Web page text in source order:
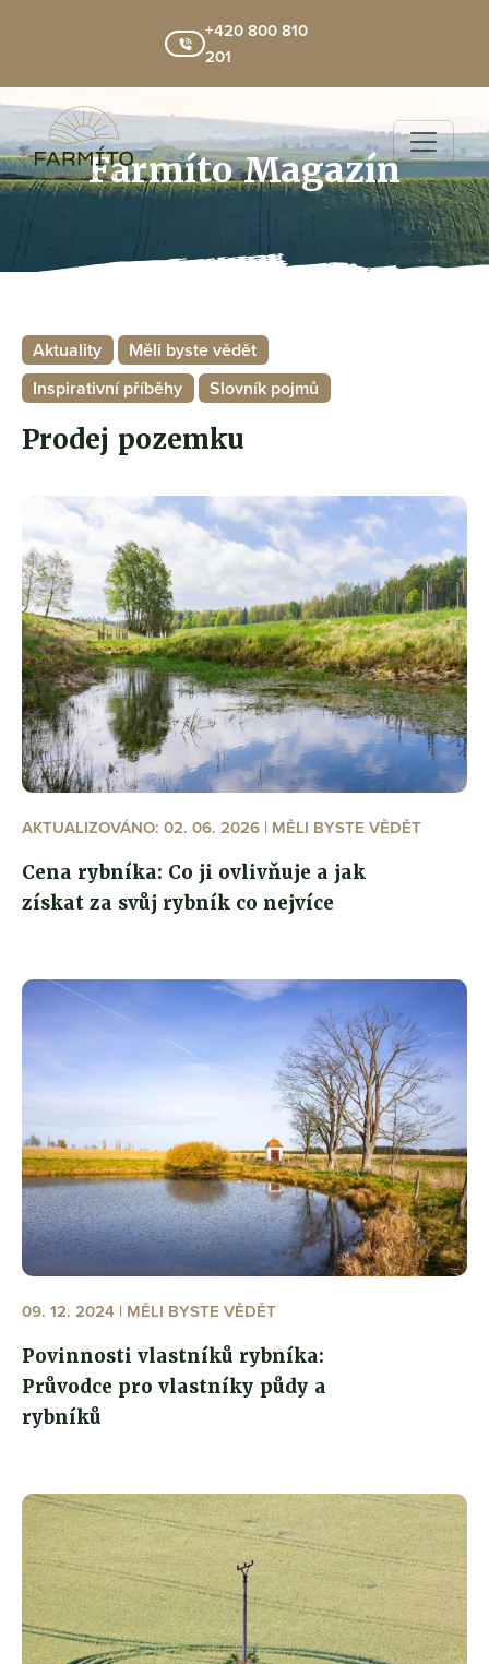
+420 800 810
201
Farmíto Magazín
Aktuality
Měli byste vědět
Inspirativní příběhy
Slovník pojmů
Prodej pozemku
AKTUALIZOVÁNO: 02. 06. 2026 | MĚLI BYSTE VĚDĚT
Cena rybníka: Co ji ovlivňuje a jak
získat za svůj rybník co nejvíce
09. 12. 2024 | MĚLI BYSTE VĚDĚT
Povinnosti vlastníků rybníka:
Průvodce pro vlastníky půdy a
rybníků